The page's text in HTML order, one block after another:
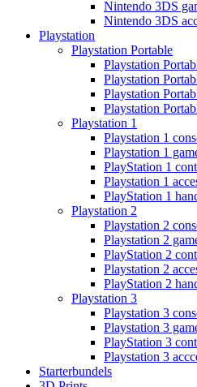
Nintendo 3DS
Nintendo 3DS
Playstation
Playstation Portable
Playstation
Playstation
Playstation
Playstation
Playstation 1
Playstation 1
Playstation 1
PlayStation 1
Playstation 1
PlayStation 1
Playstation 2
Playstation 2
Playstation 2
PlayStation 2
Playstation 2
PlayStation 2
Playstation 3
Playstation 3
Playstation 3
PlayStation 3
Playstation 3
Starterbundels